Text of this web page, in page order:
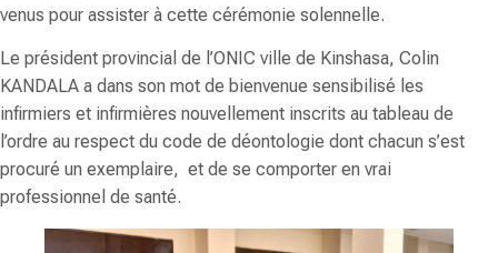
venus pour assister à cette cérémonie solennelle.
Le président provincial de l’ONIC ville de Kinshasa, Colin
KANDALA a dans son mot de bienvenue sensibilisé les
infirmiers et infirmières nouvellement inscrits au tableau de
l’ordre au respect du code de déontologie dont chacun s’est
procuré un exemplaire, et de se comporter en vrai
professionnel de santé.